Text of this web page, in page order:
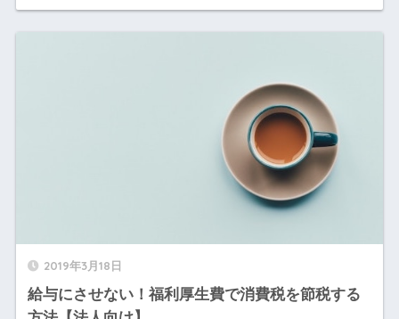
2019年3月18日
給与にさせない！福利厚生費で消費税を節税する